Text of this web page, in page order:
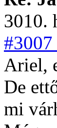
3010.
#3007
Ariel,
De
mi